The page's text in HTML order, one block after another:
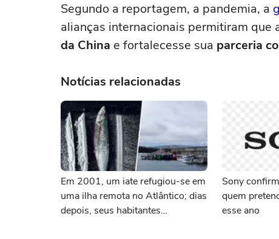
Segundo a reportagem, a pandemia, a
alianças internacionais permitiram que
da China e fortalecesse sua parceria
Notícias relacionadas
Em 2001, um iate refugiou-se em
uma ilha remota no Atlântico; dias
depois, seus habitantes
Sony
quem
esse ano